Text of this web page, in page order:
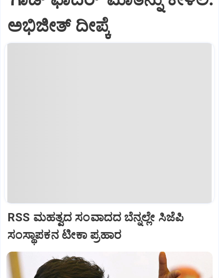
ಅಭಿಜೀತ್ ದೀಪ್ಕೆ
RSS ಮಹತ್ವದ ಸಂವಾದದ ಬೆನ್ನಲ್ಲೇ ಸಿಜೆಪಿ
ಸಂಸ್ಥಾಪಕನ ಟೀಕಾ ಪ್ರಹಾರ